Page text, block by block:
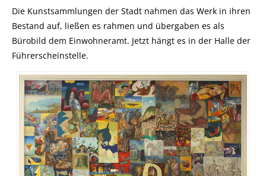
Die Kunstsammlungen der Stadt nahmen das Werk in ihren
Bestand auf, ließen es rahmen und übergaben es als
Bürobild dem Einwohneramt. Jetzt hängt es in der Halle der
Führerscheinstelle.